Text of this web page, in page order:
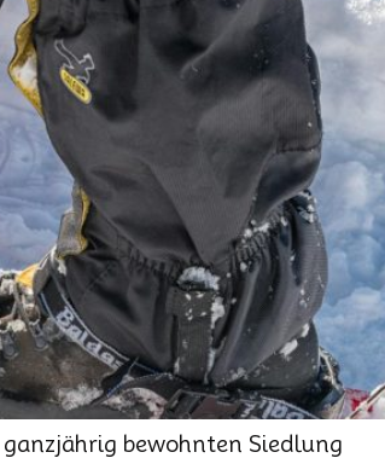
bewohnten Siedlung